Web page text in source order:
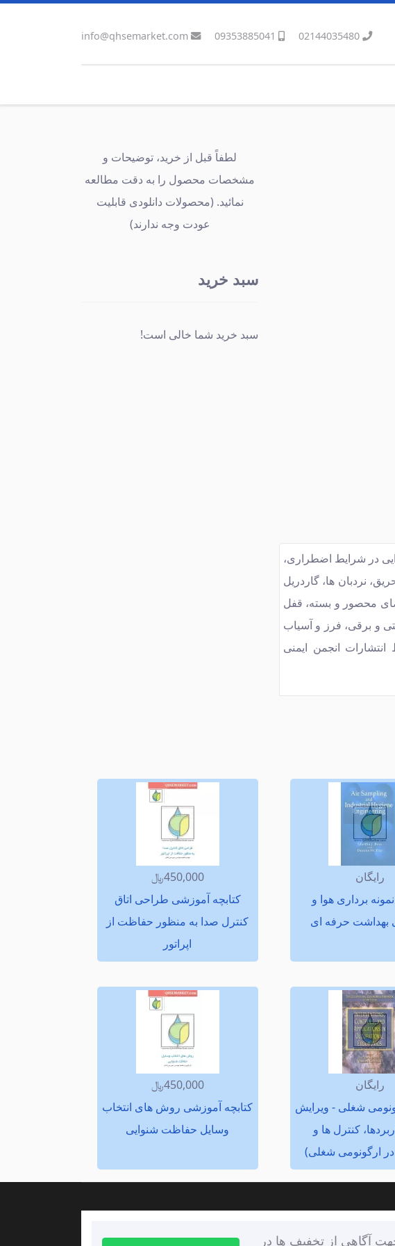
02144035480
09353885041
info@qhsemarket.com
اجرایی در شرایط اضطراری،
نردبان ها، گاردریل
محصور و بسته، قفل
و برقی، فرز و آسیاب
انجمن ایمنی
لطفاً قبل از خرید، توضیحات و
مشخصات محصول را به دقت مطالعه
نمائید. (محصولات دانلودی قابلیت
عودت وجه ندارند)
سبد خرید
سبد خرید شما خالی است!
رایگان
برداری هوا و
بهداشت حرفه ای
450,000﷼
كتابچه آموزشی طراحی اتاق
كنترل صدا به منظور حفاظت از
اپراتور
رایگان
شغلی - ویرایش
كنترل ها و
ارگونومی شغلی)
450,000﷼
كتابچه آموزشی روش های انتخاب
وسایل حفاظت شنوایی
آگاهی از تخفیف ها در